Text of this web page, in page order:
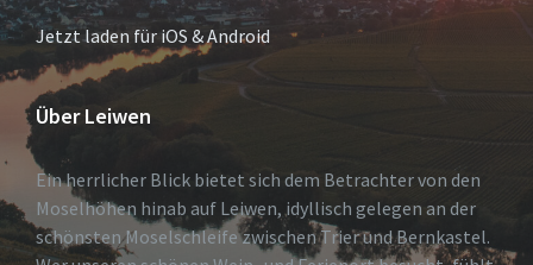
Jetzt laden für iOS & Android
Über Leiwen
Ein herrlicher Blick bietet sich dem Betrachter von den
Moselhöhen hinab auf Leiwen, idyllisch gelegen an der
schönsten Moselschleife zwischen Trier und Bernkastel.